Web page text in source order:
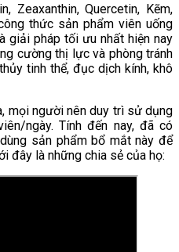
Zeaxanthin, Quercetin, Kẽm,
thức sản phẩm viên uống
giải pháp tối ưu nhất hiện nay
cường thị lực và phòng tránh
tinh thể, đục dịch kính, khô
mọi người nên duy trì sử dụng
ngày. Tính đến nay, đã có
sản phẩm bổ mắt này để
đây là những chia sẻ của họ: